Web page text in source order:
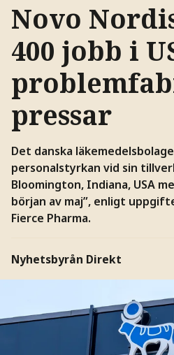
Novo
400 jobb i
pressar
Det danska
personalstyrkan vid sin
Bloomington, Indiana, USA
början av maj”, enligt
Fierce Pharma.
Nyhetsbyrån Direkt